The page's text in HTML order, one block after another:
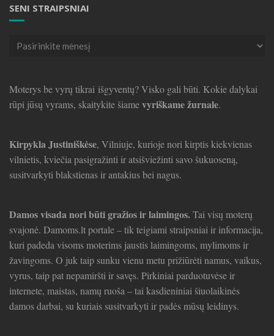
SENI STRAIPSNIAI
Seni
Moterys be vyrų tikrai išgyventų? Visko gali būti. Kokie dalykai
rūpi jūsų vyrams, skaitykite šiamevyriškame žurnale.
Kirpykla Justiniškėse, Vilniuje, kurioje nori kirptis kiekvienas
vilnietis, kviečia pasigražinti ir atsišviežinti savo šukuoseną,
susitvarkyti blakstienas ir antakius bei nagus.
Damos visada nori būti gražios ir laimingos.Tai visų moterų
svajonė. Damoms.lt portale – tik teigiami straipsniai ir informacija,
kuri padeda visoms moterims jaustis laimingoms, mylimoms ir
žavingoms. O juk taip sunku vienu metu prižiūrėti namus, vaikus,
vyrus, taip pat nepamiršti ir savęs. Pirkiniai parduotuvėse ir
internete, maistas, namų ruoša – tai kasdieniniai šiuolaikinės
damos darbai, su kuriais susitvarkyti ir padės mūsų leidinys.